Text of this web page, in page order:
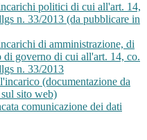
politici di cui all'art. 14,
n. 33/2013 (da pubblicare in
di amministrazione, di
di governo di cui all'art. 14, co.
n. 33/2013
(documentazione da
sito web)
comunicazione dei dati